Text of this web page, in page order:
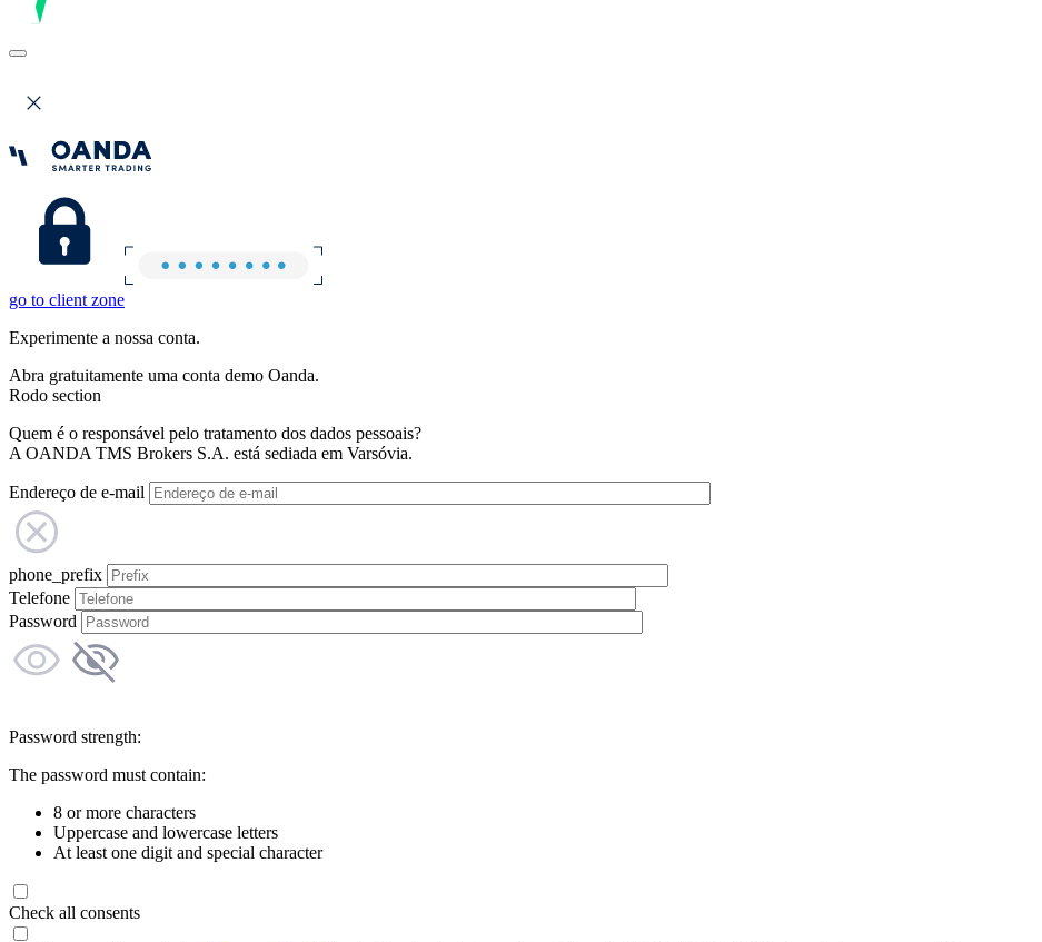
go to client zone
Experimente a nossa conta.
Abra gratuitamente uma conta demo Oanda.
Rodo section
Quem é o responsável pelo tratamento dos dados pessoais?
A OANDA TMS Brokers S.A. está sediada em Varsóvia.
Endereço de e-mail
phone_prefix
Telefone
Password
Password strength:
The password must contain:
8 or more characters
Uppercase and lowercase letters
At least one digit and special character
Check all consents